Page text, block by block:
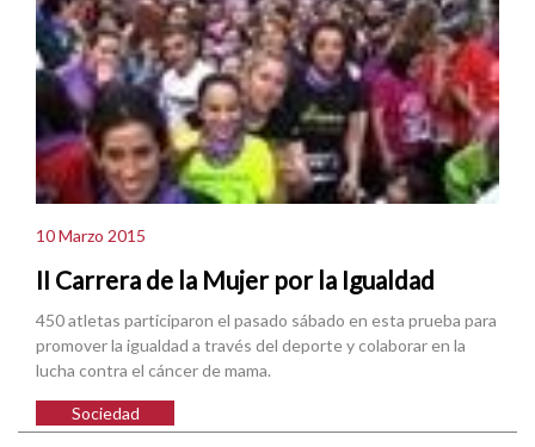
10 Marzo 2015
II Carrera de la Mujer por la Igualdad
450 atletas participaron el pasado sábado en esta prueba para
promover la igualdad a través del deporte y colaborar en la
lucha contra el cáncer de mama.
Sociedad